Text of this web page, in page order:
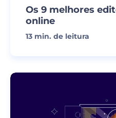
Os 9 melhores
online
13 min. de leitura